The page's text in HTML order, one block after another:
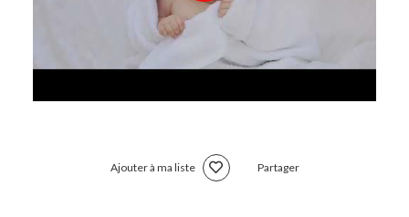
Ajouter à ma liste Partager